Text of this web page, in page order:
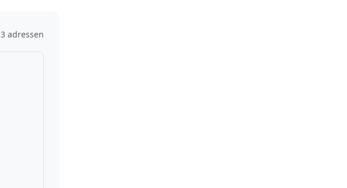
3 adressen